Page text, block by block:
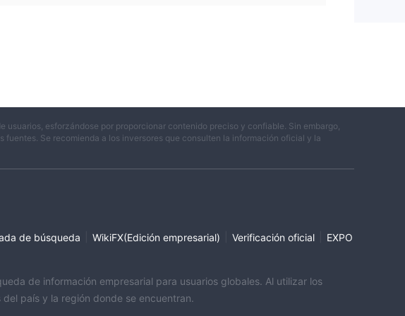
usuarios, esforzándose por proporcionar contenido preciso y confiable. Sin embargo,
Se recomienda a los inversores que consulten la información oficial y la
de búsqueda WikiFX(Edición empresarial) Verificación oficial
EXPO
de información empresarial para usuarios globales. Al utilizar los
país y la región donde se encuentran.